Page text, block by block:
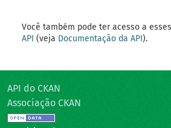
Você também pode ter acesso a
API (veja Documentação da API).
API do CKAN
Associação CKAN